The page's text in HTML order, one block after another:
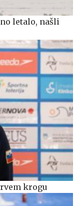
letalo, našli
krogu